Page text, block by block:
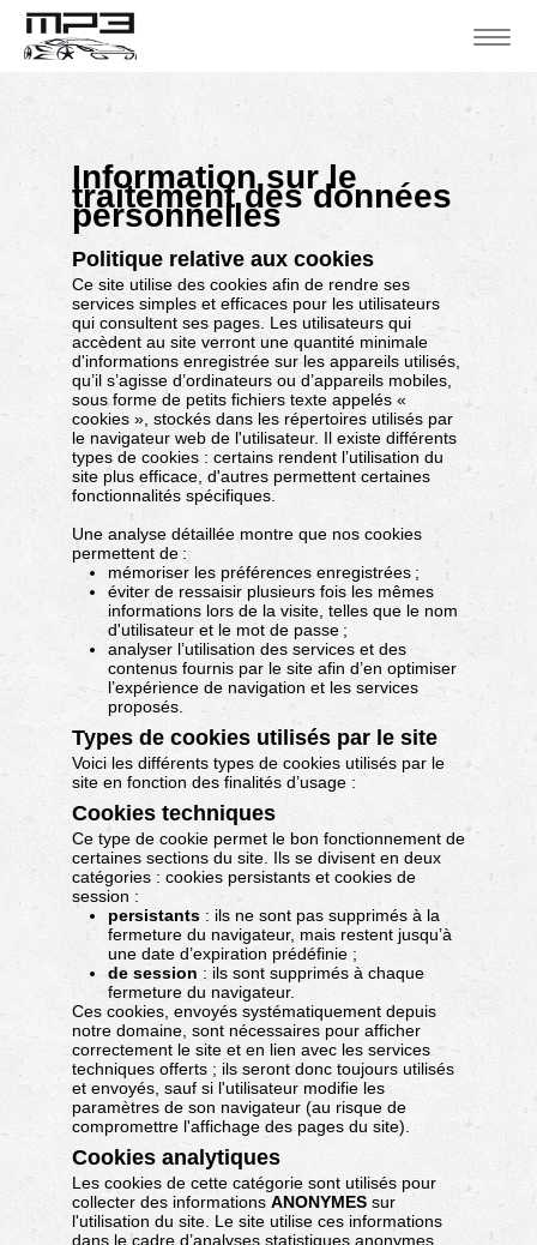
Information sur le
traitement des données
personnelles
Politique relative aux cookies
Ce site utilise des cookies afin de rendre ses
services simples et efficaces pour les utilisateurs
qui consultent ses pages. Les utilisateurs qui
accèdent au site verront une quantité minimale
d'informations enregistrée sur les appareils utilisés,
qu’il s’agisse d’ordinateurs ou d’appareils mobiles,
sous forme de petits fichiers texte appelés «
cookies », stockés dans les répertoires utilisés par
le navigateur web de l'utilisateur. Il existe différents
types de cookies : certains rendent l’utilisation du
site plus efficace, d'autres permettent certaines
fonctionnalités spécifiques.
Une analyse détaillée montre que nos cookies
permettent de :
mémoriser les préférences enregistrées ;
éviter de ressaisir plusieurs fois les mêmes
informations lors de la visite, telles que le nom
d'utilisateur et le mot de passe ;
analyser l’utilisation des services et des
contenus fournis par le site afin d’en optimiser
l’expérience de navigation et les services
proposés.
Types de cookies utilisés par le site
Voici les différents types de cookies utilisés par le
site en fonction des finalités d’usage :
Cookies techniques
Ce type de cookie permet le bon fonctionnement de
certaines sections du site. Ils se divisent en deux
catégories : cookies persistants et cookies de
session :
persistants : ils ne sont pas supprimés à la
fermeture du navigateur, mais restent jusqu’à
une date d’expiration prédéfinie ;
de session : ils sont supprimés à chaque
fermeture du navigateur.
Ces cookies, envoyés systématiquement depuis
notre domaine, sont nécessaires pour afficher
correctement le site et en lien avec les services
techniques offerts ; ils seront donc toujours utilisés
et envoyés, sauf si l'utilisateur modifie les
paramètres de son navigateur (au risque de
compromettre l'affichage des pages du site).
Cookies analytiques
Les cookies de cette catégorie sont utilisés pour
collecter des informations ANONYMES sur
l'utilisation du site. Le site utilise ces informations
dans le cadre d’analyses statistiques anonymes